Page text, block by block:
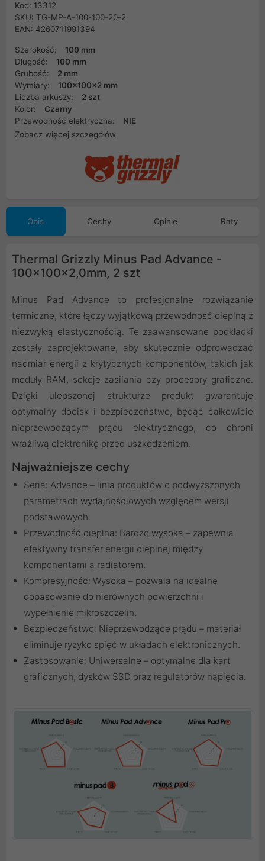
Kod: 13312
SKU: TG-MP-A-100-100-20-2
EAN: 4260711991394
Szerokość:
100 mm
Długość:
100 mm
Grubość:
2 mm
Wymiary:
100x100x2 mm
Liczba arkuszy:
2 szt
Kolor:
Czarny
Przewodność elektryczna:
NIE
Zobacz więcej szczegółów
Opis Cechy Opinie Raty
Thermal Grizzly Minus Pad Advance -
100x100x2,0mm, 2 szt
Minus Pad Advance to profesjonalne rozwiązanie
termiczne, które łączy wyjątkową przewodność cieplną z
niezwykłą elastycznością. Te zaawansowane podkładki
zostały zaprojektowane, aby skutecznie odprowadzać
nadmiar energii z krytycznych komponentów, takich jak
moduły RAM, sekcje zasilania czy procesory graficzne.
Dzięki ulepszonej strukturze produkt gwarantuje
optymalny docisk i bezpieczeństwo, będąc całkowicie
nieprzewodzącym prądu elektrycznego, co chroni
wrażliwą elektronikę przed uszkodzeniem.
Najważniejsze cechy
Seria: Advance – linia produktów o podwyższonych
parametrach wydajnościowych względem wersji
podstawowych.
Przewodność cieplna: Bardzo wysoka – zapewnia
efektywny transfer energii cieplnej między
komponentami a radiatorem.
Kompresyjność: Wysoka – pozwala na idealne
dopasowanie do nierównych powierzchni i
wypełnienie mikroszczelin.
Bezpieczeństwo: Nieprzewodzące prądu – materiał
eliminuje ryzyko spięć w układach elektronicznych.
Zastosowanie: Uniwersalne – optymalne dla kart
graficznych, dysków SSD oraz regulatorów napięcia.